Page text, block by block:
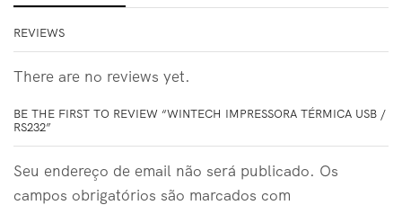
REVIEWS
There are no reviews yet.
BE THE FIRST TO REVIEW “WINTECH IMPRESSORA TÉRMICA USB /
RS232”
Seu endereço de email não será publicado. Os
campos obrigatórios são marcados com